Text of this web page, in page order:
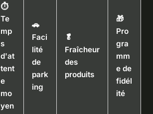
⏱️
Te
mp
s
d'at
tent
e
mo
yen
🚗
Faci
lité
de
park
ing
🥬
Fraîcheur
des
produits
🎁
Pro
gra
mm
e de
fidél
ité